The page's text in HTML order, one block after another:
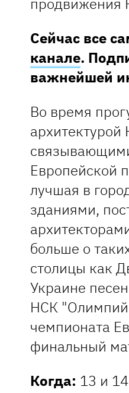
Сейчас все
канале.
важнейшей
Во время
Европейской
лучшая в
зданиями,
больше о
столицы как
Украине
НСК
чемпионата
финальный
Когда: 13 и